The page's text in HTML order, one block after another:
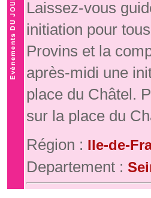
Laissez-vous
initiation pour
Provins et la
après-midi une
place du Châtel.
sur la place du
Région : Ile-de-
Departement :